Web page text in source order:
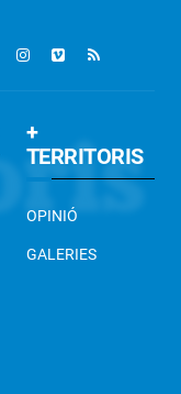
+
TERRITORIS
OPINIÓ
GALERIES